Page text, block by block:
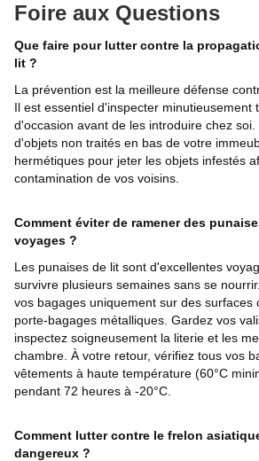
Foire aux Questions
Que faire pour lutter contre la
lit ?
La prévention est la meilleure défense
Il est essentiel d'inspecter minutieusement
d'occasion avant de les introduire chez
d'objets non traités en bas de votre
hermétiques pour jeter les objets infestés
contamination de vos voisins.
Comment éviter de ramener des
voyages ?
Les punaises de lit sont d'excellentes
survivre plusieurs semaines sans se
vos bagages uniquement sur des surfaces
porte-bagages métalliques. Gardez vos
inspectez soigneusement la literie et les
chambre. À votre retour, vérifiez tous vos
vêtements à haute température (60°C
pendant 72 heures à -20°C.
Comment lutter contre le frelon
dangereux ?